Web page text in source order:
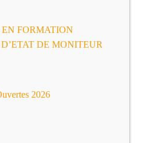
FORMATION
DE MONITEUR
2026